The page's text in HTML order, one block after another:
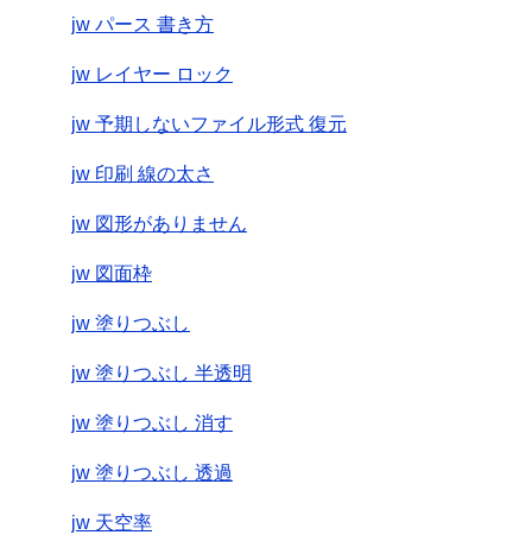
jw パース 書き方
jw レイヤー ロック
jw 予期しないファイル形式 復元
jw 印刷 線の太さ
jw 図形がありません
jw 図面枠
jw 塗りつぶし
jw 塗りつぶし 半透明
jw 塗りつぶし 消す
jw 塗りつぶし 透過
jw 天空率